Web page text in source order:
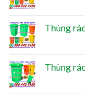
Thùng
Thùng